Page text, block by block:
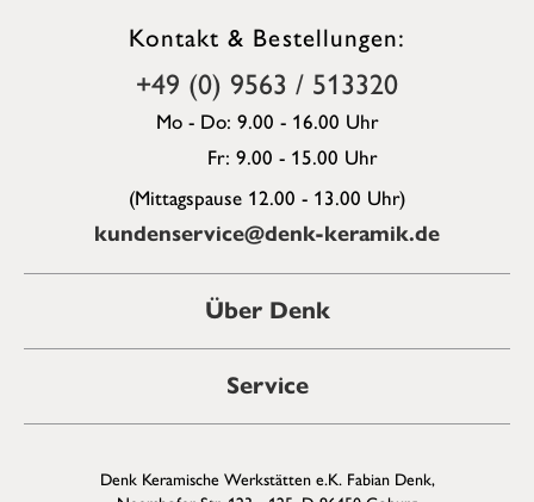
Kontakt & Bestellungen:
+49 (0) 9563 / 513320
Mo - Do: 9.00 - 16.00 Uhr
Fr: 9.00 - 15.00 Uhr
(Mittagspause 12.00 - 13.00 Uhr)
kundenservice@denk-keramik.de
Über Denk
Service
Denk Keramische Werkstätten e.K. Fabian Denk,